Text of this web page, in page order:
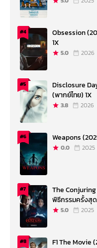
#4
Obsession
1X
5.0 2026
#5
Disclosure
(พากย์ไทย) 1X
3.8 2026
#6 Weapons
0.0 2025
#7
The
พิธีกรรมครั้งสุ
5.0 2025
#8 F1 The Movie